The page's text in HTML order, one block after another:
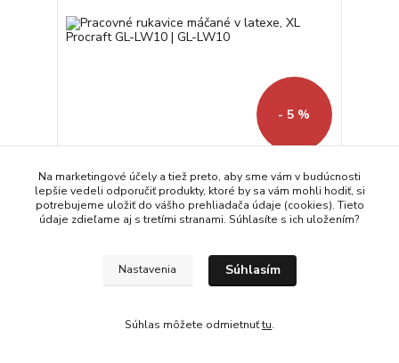
- 5 %
Pracovné rukavice máčané v latexe, XL Procraft
GL-LW10 | GL-LW10
0,95 EUR
0,90 EUR
Pridať do košíka
Načítať ďalšie produkty (26)
Na marketingové účely a tiež preto, aby sme vám v budúcnosti
lepšie vedeli odporučiť produkty, ktoré by sa vám mohli hodiť, si
potrebujeme uložiť do vášho prehliadača údaje (cookies). Tieto
údaje zdieľame aj s tretími stranami. Súhlasíte s ich uložením?
Nastavenia Súhlasím
Súhlas môžete odmietnuťtu.